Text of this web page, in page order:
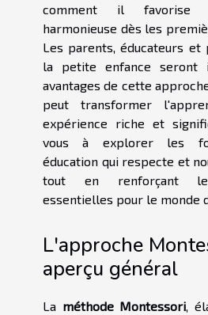
comment il favorise
harmonieuse dès les
Les parents, éducateurs et
la petite enfance seront
avantages de cette
peut transformer
expérience riche et
vous à explorer les
éducation qui respecte et
tout en renforçant
essentielles pour le monde
L'approche
aperçu général
La méthode Montessori,